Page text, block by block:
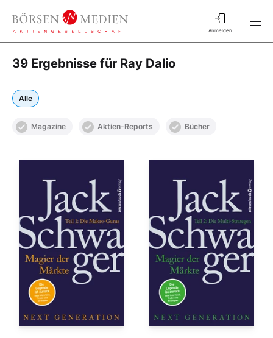
Anmelden
39 Ergebnisse für Ray Dalio
Alle
Magazine Aktien-Reports Bücher